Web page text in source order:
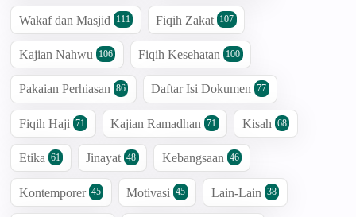
Wakaf dan Masjid 111 Fiqih Zakat 107
Kajian Nahwu 106 Fiqih Kesehatan 100
Pakaian Perhiasan 86 Daftar Isi Dokumen 77
Fiqih Haji 71 Kajian Ramadhan 71 Kisah 68
Etika 61 Jinayat 48 Kebangsaan 46
Kontemporer 45 Motivasi 45 Lain-Lain 38